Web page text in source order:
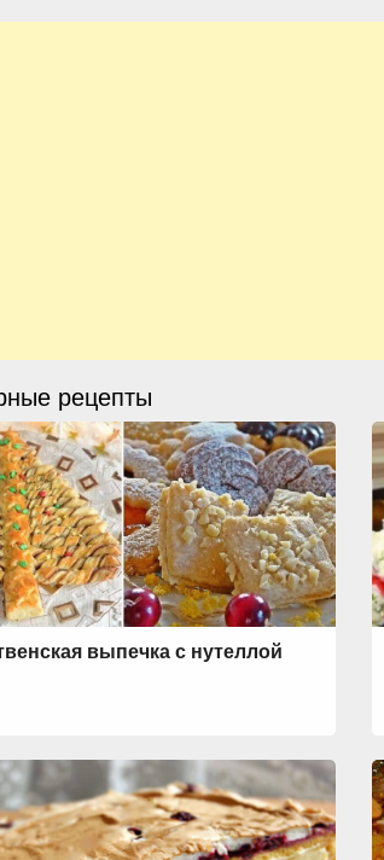
рецепты
выпечка с нутеллой